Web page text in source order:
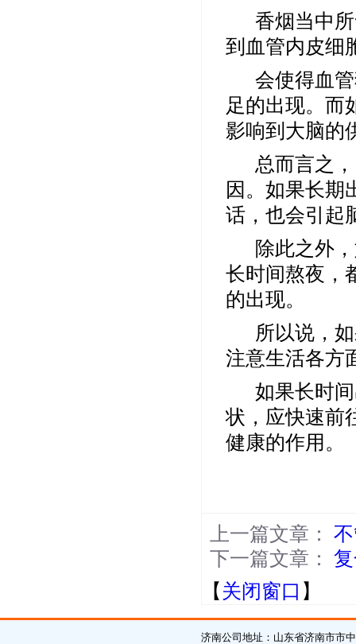
香烟当中
到 血管内皮细
会使得血
足的出现。而
影响到大脑的
总而言之
因。如果长期
话，也会引起
除此之外
长时间熬夜 ，
的出现。
所以说，
注意生活各方
如果长时
状，应快速前
健康的作用。
上一篇文章：
下一篇文章：
【 关闭窗口 】
济南公司地址：山东省济南市市